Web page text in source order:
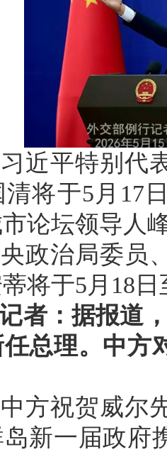
近平特别代
将于5月17
论坛领导人
政治局委员
将于5月18
者：据报道
总理。中方
方祝贺威尔
岛新一届政府